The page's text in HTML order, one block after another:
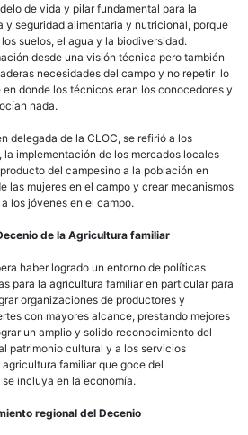
de vida y pilar fundamental para la
y seguridad alimentaria y nutricional, porque
suelos, el agua y la biodiversidad.
desde una visión técnica pero también
necesidades del campo y no repetir lo
donde los técnicos eran los conocedores y
nada.
delegada de la CLOC, se refirió a los
la implementación de los mercados locales
del campesino a la población en
las mujeres en el campo y crear mecanismos
los jóvenes en el campo.
de la Agricultura familiar
haber logrado un entorno de políticas
para la agricultura familiar en particular para
organizaciones de productores y
con mayores alcance, prestando mejores
un amplio y solido reconocimiento del
patrimonio cultural y a los servicios
familiar que goce del
incluya en la economía.
regional del Decenio